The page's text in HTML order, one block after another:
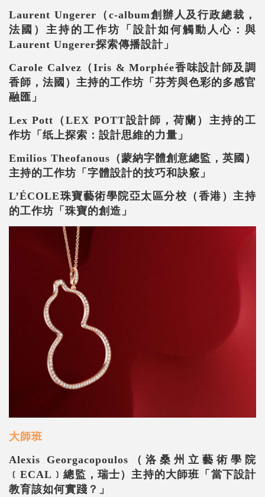
Laurent Ungerer （ c-album創辦人及行政總裁，
法國）主持的工作坊「設計如何觸動人心：與
Laurent Ungerer探索傳播設計」
Carole Calvez （Iris & Morphée香味設計師及調
香師，法國）主持的工作坊「芬芳與色彩的多感官
融匯」
Lex Pott （LEX POTT設計師，荷蘭）主持的工
作坊「纸上探索：設計思維的力量」
Emilios Theofanous （蒙納字體創意總監，英國）
主持的工作坊「字體設計的技巧和訣竅」
L’ÉCOLE珠寶藝術學院亞太區分校（香港）主持
的工作坊「珠寶的創造」
大師班
Alexis Georgacopoulos （洛桑州立藝術學院
﹝ECAL ﹞總監，瑞士）主持的大師班「當下設計
教育該如何實踐？」